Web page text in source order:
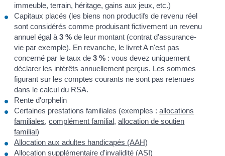
immeuble, terrain, héritage, gains aux jeux, etc.)
Capitaux placés (les biens non productifs de revenu réel
sont considérés comme produisant fictivement un revenu
annuel égal à3 % de leur montant (contrat d'assurance-
vie par exemple). En revanche, le livret A n'est pas
concerné par le taux de3 % : vous devez uniquement
déclarer les intérêts annuellement perçus. Les sommes
figurant sur les comptes courants ne sont pas retenues
dans le calcul du RSA.
Rente d'orphelin
Certaines prestations familiales (exemples :allocations
familiales,complément familial,allocation de soutien
familial)
Allocation aux adultes handicapés (AAH)
Allocation supplémentaire d'invalidité (ASI)